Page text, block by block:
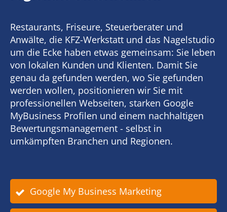
Restaurants, Friseure, Steuerberater und
Anwälte, die KFZ-Werkstatt und das Nagelstudio
um die Ecke haben etwas gemeinsam: Sie leben
von lokalen Kunden und Klienten. Damit Sie
genau da gefunden werden, wo Sie gefunden
werden wollen, positionieren wir Sie mit
professionellen Webseiten, starken Google
MyBusiness Profilen und einem nachhaltigen
Bewertungsmanagement - selbst in
umkämpften Branchen und Regionen.
Google My Business Marketing